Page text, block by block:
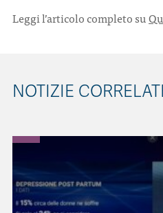
Leggi l’articolo completo su
NOTIZIE